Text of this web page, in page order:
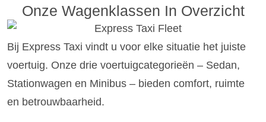
Onze Wagenklassen In Overzicht
Bij Express Taxi vindt u voor elke situatie het juiste
voertuig. Onze drie voertuigcategorieën – Sedan,
Stationwagen en Minibus – bieden comfort, ruimte
en betrouwbaarheid.